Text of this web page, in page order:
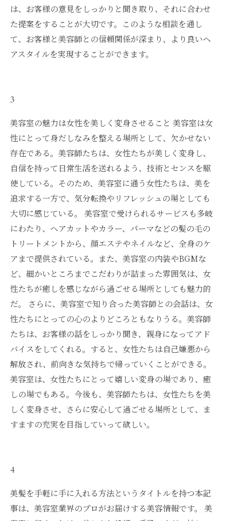
は、お客様の意見をしっかりと聞き取り、それに合わせ
た提案をすることが大切です。このような相談を通し
て、お客様と美容師との信頼関係が深まり、より良いヘ
アスタイルを実現することができます。
3
美容室の魅力は女性を美しく変身させること 美容室は女
性にとって身だしなみを整える場所として、欠かせない
存在である。美容師たちは、女性たちが美しく変身し、
自信を持って日常生活を送れるよう、技術とセンスを駆
使している。そのため、美容室に通う女性たちは、美を
追求する一方で、気分転換やリフレッシュの場としても
大切に感じている。 美容室で受けられるサービスも多岐
にわたり、ヘアカットやカラー、パーマなどの髪の毛の
トリートメントから、顔エステやネイルなど、全身のケ
アまで提供されている。また、美容室の内装やBGMな
ど、細かいところまでこだわりが詰まった雰囲気は、女
性たちが癒しを感じながら過ごせる場所としても魅力的
だ。 さらに、美容室で知り合った美容師との会話は、女
性たちにとっての心のよりどころともなりうる。美容師
たちは、お客様の話をしっかり聞き、親身になってアド
バイスをしてくれる。すると、女性たちは自己嫌悪から
解放され、前向きな気持ちで帰っていくことができる。
美容室は、女性たちにとって嬉しい変身の場であり、癒
しの場でもある。今後も、美容師たちは、女性たちを美
しく変身させ、さらに安心して過ごせる場所として、ま
すますの充実を目指していって欲しい。
4
美髪を手軽に手に入れる方法というタイトルを持つ本記
事は、美容室業界のプロがお届けする美容情報です。 美